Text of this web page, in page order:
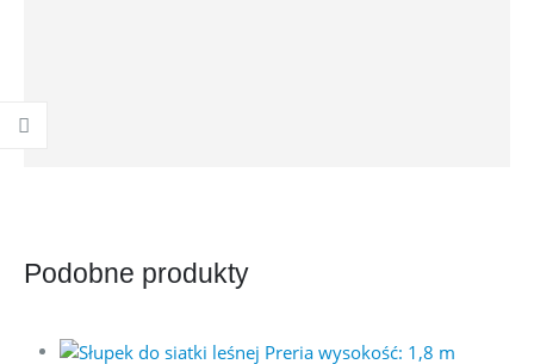
Podobne produkty